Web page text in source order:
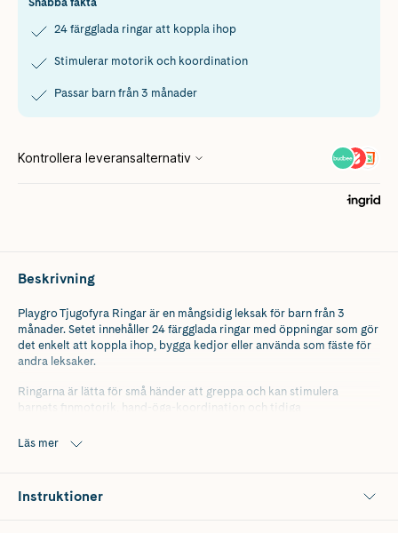
24 färgglada ringar att koppla ihop
Stimulerar motorik och koordination
Passar barn från 3 månader
Beskrivning
Playgro Tjugofyra Ringar är en mångsidig leksak för barn från 3
månader. Setet innehåller 24 färgglada ringar med öppningar som gör
det enkelt att koppla ihop, bygga kedjor eller använda som fäste för
andra leksaker.
Ringarna är lätta för små händer att greppa och kan stimulera
barnets finmotorik, hand-öga-koordination och tidiga
lindra kliande tandkött.
Läs mer
Instruktioner